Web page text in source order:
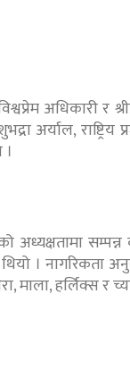
अधिकारी र
राष्ट्रिय
सम्पन्न
। नागरिकता
माला, हर्लिक्स र